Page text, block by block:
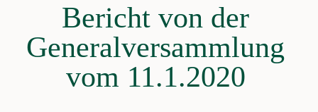
Bericht von der
Generalversammlung
vom 11.1.2020